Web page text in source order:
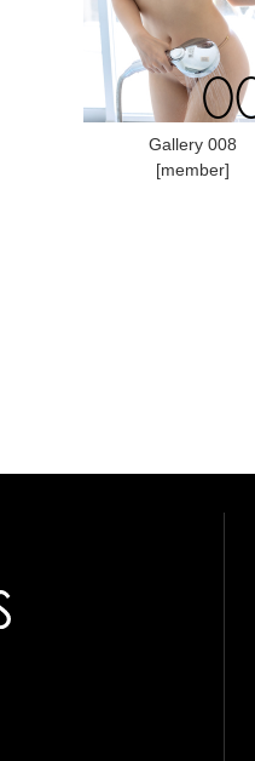
Gallery 008
[member]